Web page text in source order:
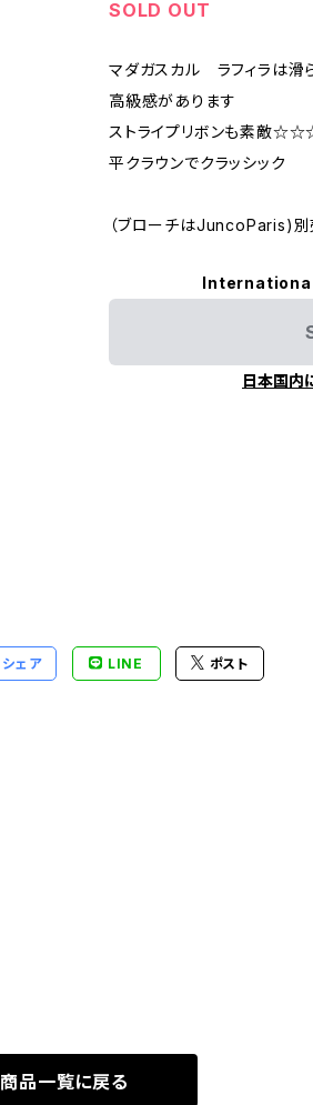
SOLD OUT
マダガスカル ラフィラは滑
高級感があります
ストライプリボンも素敵
平クラウンでクラッシック
（ブローチはJuncoParis)別
日本国内
シェア LINE ポスト
商品一覧に戻る